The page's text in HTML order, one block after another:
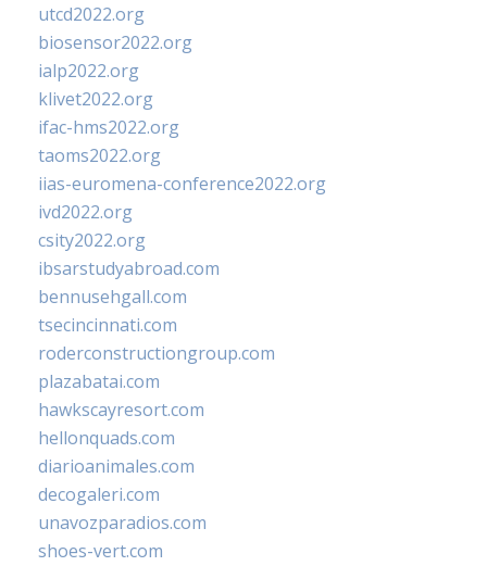
utcd2022.org
biosensor2022.org
ialp2022.org
klivet2022.org
ifac-hms2022.org
taoms2022.org
iias-euromena-conference2022.org
ivd2022.org
csity2022.org
ibsarstudyabroad.com
bennusehgall.com
tsecincinnati.com
roderconstructiongroup.com
plazabatai.com
hawkscayresort.com
hellonquads.com
diarioanimales.com
decogaleri.com
unavozparadios.com
shoes-vert.com